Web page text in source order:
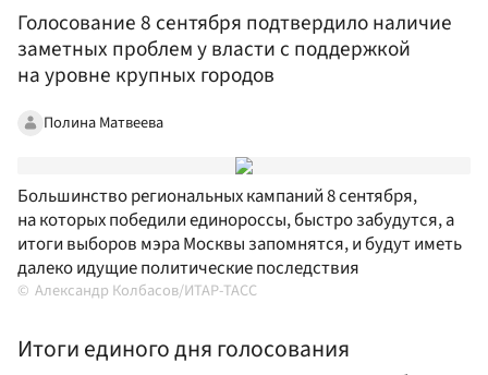
Голосование 8 сентября подтвердило наличие
заметных проблем у власти с поддержкой
на уровне крупных городов
Полина Матвеева
Большинство региональных кампаний 8 сентября,
на которых победили единороссы, быстро забудутся, а
итоги выборов мэра Москвы запомнятся, и будут иметь
далеко идущие политические последствия
Александр Колбасов/ИТАР-ТАСС
Итоги единого дня голосования